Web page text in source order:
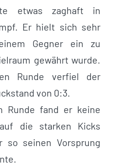
etwas zaghaft in
Er hielt sich sehr
Gegner ein zu
gewährt wurde.
Runde verfiel der
von 0:3.
Runde fand er keine
die starken Kicks
so seinen Vorsprung